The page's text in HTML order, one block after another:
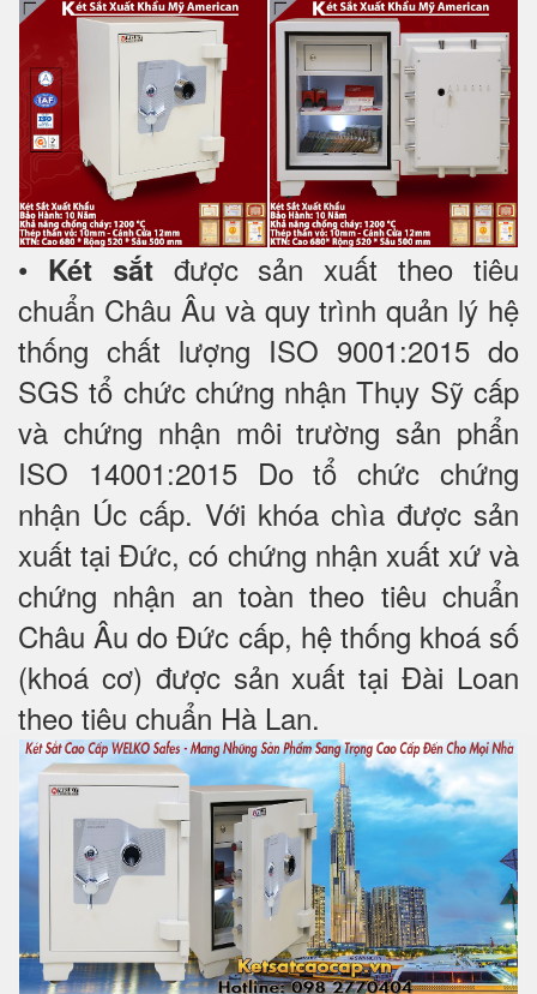
• Két sắtđược sản xuất theo tiêu
chuẩn Châu Âu và quy trình quản lý hệ
thống chất lượng ISO 9001:2015 do
SGS tổ chức chứng nhận Thụy Sỹ cấp
và chứng nhận môi trường sản phẩn
ISO 14001:2015 Do tổ chức chứng
nhận Úc cấp. Với khóa chìa được sản
xuất tại Đức, có chứng nhận xuất xứ và
chứng nhận an toàn theo tiêu chuẩn
Châu Âu do Đức cấp, hệ thống khoá số
(khoá cơ) được sản xuất tại Đài Loan
theo tiêu chuẩn Hà Lan.